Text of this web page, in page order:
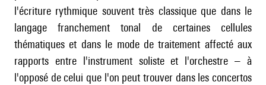
l'écriture rythmique souvent très classique que dans le
langage franchement tonal de certaines cellules
thématiques et dans le mode de traitement affecté aux
rapports entre l'instrument soliste et l'orchestre – à
l'opposé de celui que l'on peut trouver dans les concertos